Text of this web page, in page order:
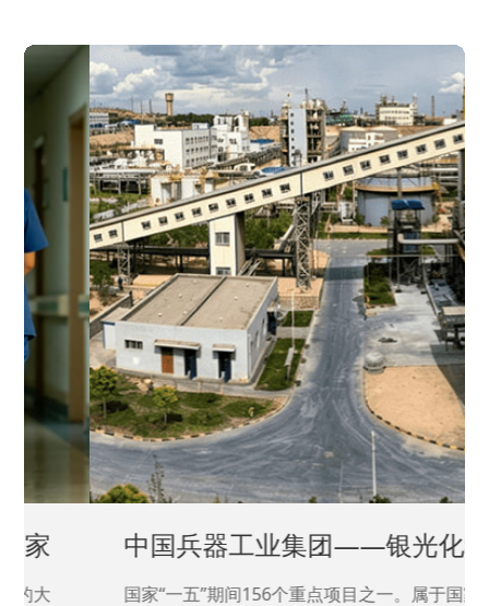
中国兵器工业集团——银光化学
国家“一五”期间156个重点项目之一。属于国家